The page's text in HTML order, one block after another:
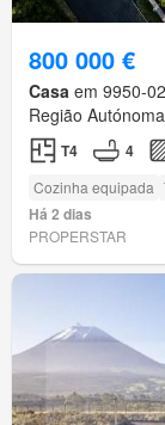
800 000 €
Casa em 9950-
Região
T4 4
Cozinha equipada
Há 2 dias
PROPERSTAR